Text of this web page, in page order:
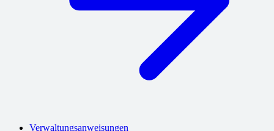
Verwaltungsanweisungen